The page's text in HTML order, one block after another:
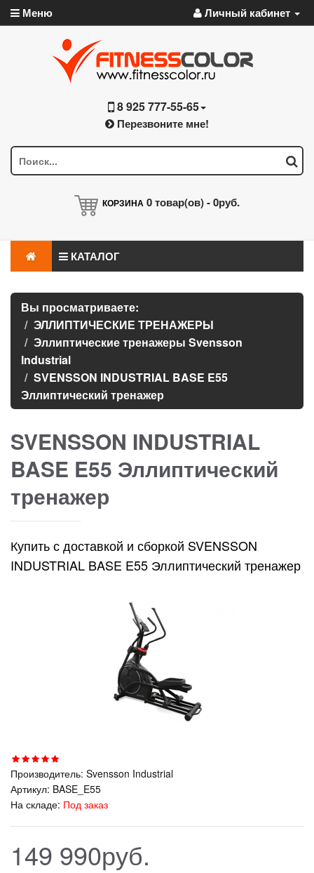
Меню Личный кабинет
8 925 777-55-65
Перезвоните мне!
КОРЗИНА 0товар(ов) -0руб.
КАТАЛОГ
Вы просматриваете:
ЭЛЛИПТИЧЕСКИЕ ТРЕНАЖЕРЫ
Эллиптические тренажеры Svensson
Industrial
SVENSSON INDUSTRIAL BASE E55
Эллиптический тренажер
SVENSSON INDUSTRIAL
BASE E55 Эллиптический
тренажер
Купить с доставкой и сборкой SVENSSON
INDUSTRIAL BASE E55 Эллиптический тренажер
Производитель: Svensson Industrial
Артикул: BASE_E55
На складе: Под заказ
149 990руб.